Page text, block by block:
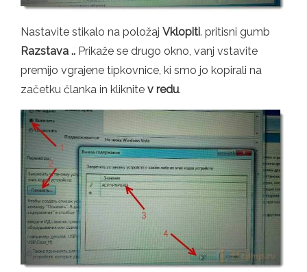
Nastavite stikalo na položaj Vklopiti. pritisni gumb
Razstava .. Prikaže se drugo okno, vanj vstavite
premijo vgrajene tipkovnice, ki smo jo kopirali na
začetku članka in kliknite v redu.